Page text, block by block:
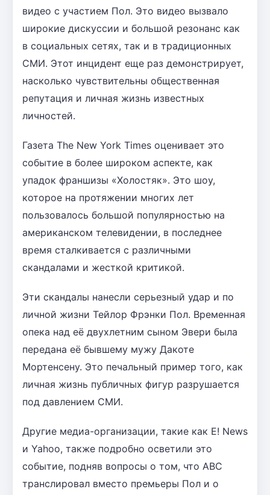
видео с участием Пол. Это видео вызвало
широкие дискуссии и большой резонанс как
в социальных сетях, так и в традиционных
СМИ. Этот инцидент еще раз демонстрирует,
насколько чувствительны общественная
репутация и личная жизнь известных
личностей.
Газета The New York Times оценивает это
событие в более широком аспекте, как
упадок франшизы «Холостяк». Это шоу,
которое на протяжении многих лет
пользовалось большой популярностью на
американском телевидении, в последнее
время сталкивается с различными
скандалами и жесткой критикой.
Эти скандалы нанесли серьезный удар и по
личной жизни Тейлор Фрэнки Пол. Временная
опека над её двухлетним сыном Эвери была
передана её бывшему мужу Дакоте
Мортенсену. Это печальный пример того, как
личная жизнь публичных фигур разрушается
под давлением СМИ.
Другие медиа-организации, такие как E! News
и Yahoo, также подробно осветили это
событие, подняв вопросы о том, что ABC
транслировал вместо премьеры Пол и о